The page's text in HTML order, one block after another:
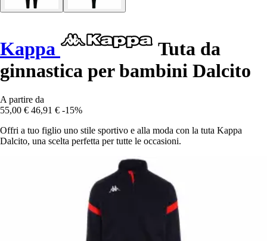
Kappa
Tuta da
ginnastica per bambini Dalcito
A partire da
55,00 € 46,91 € -15%
Offri a tuo figlio uno stile sportivo e alla moda con la tuta Kappa
Dalcito, una scelta perfetta per tutte le occasioni.